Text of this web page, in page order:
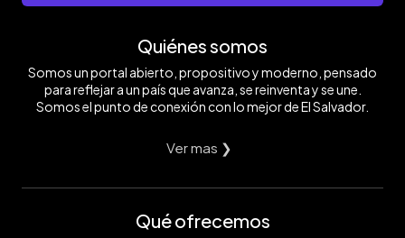
Quiénes somos
Somos un portal abierto, propositivo y moderno, pensado
para reflejar a un país que avanza, se reinventa y se une.
Somos el punto de conexión con lo mejor de El Salvador.
Ver mas ❯
Qué ofrecemos